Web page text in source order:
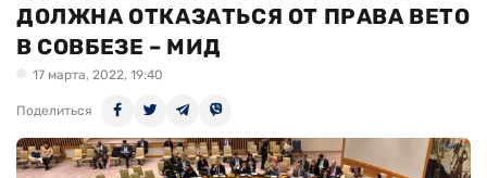
ДОЛЖНА ОТКАЗАТЬСЯ ОТ ПРАВА ВЕТО
В СОВБЕЗЕ – МИД
17 марта, 2022, 19:40
Поделиться